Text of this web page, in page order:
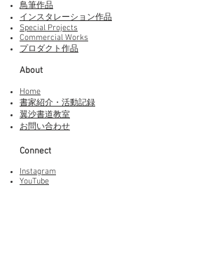
鳥筆作品
インスタレーション作品
Special Projects
Commercial Works
プロダクト作品
About
Home
書家紹介・活動記録
​翼沙書道教室
お問い合わせ
Connect
Instagram
YouTube